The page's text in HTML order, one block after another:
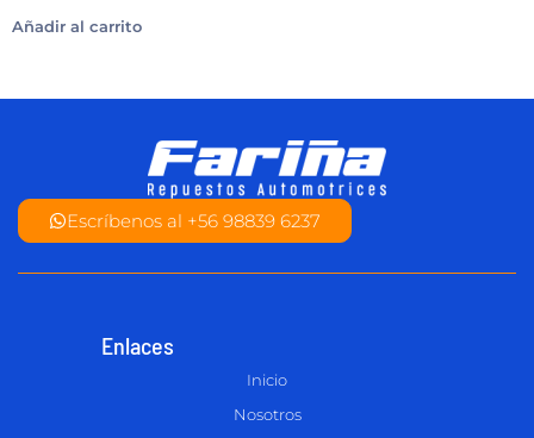
Añadir al carrito
Escríbenos al +56 98839 6237
Enlaces
Inicio
Nosotros